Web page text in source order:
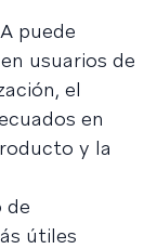
puede
usuarios de
el
en
y la
de
útiles